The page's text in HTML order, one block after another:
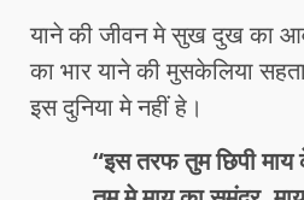
याने की जीवन मे सुख दुख का
का भार याने की मुसकेलिया
इस दुनिया मे नहीं हे।
“इस तरफ तुम छिपी